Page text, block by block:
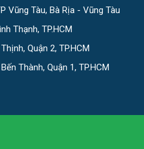
Vũng Tàu, Bà Rịa - Vũng Tàu
Thạnh, TP.HCM
Quận 2, TP.HCM
Thành, Quận 1, TP.HCM